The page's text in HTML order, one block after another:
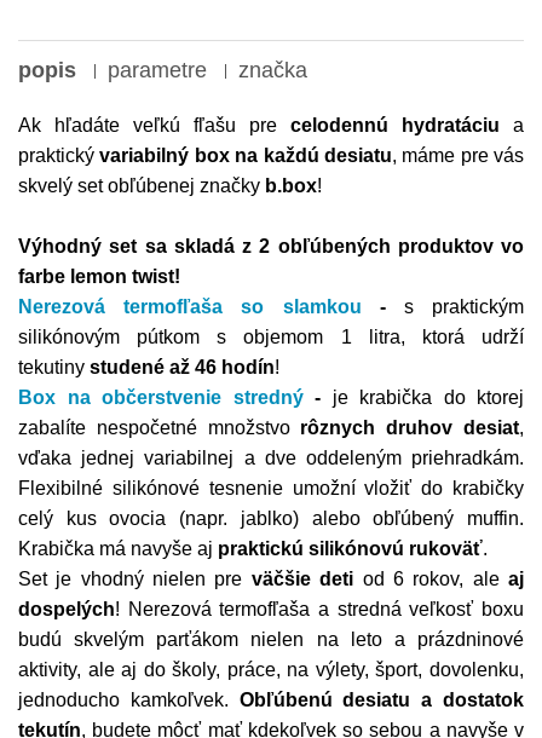
popis parametre značka
Ak hľadáte veľkú fľašu pre celodennú hydratáciu a
praktickývariabilný box na každú desiatu, máme pre vás
skvelý set obľúbenej značky b.box!
Výhodný set sa skladá z 2 obľúbených produktov vo
farbe lemon twist!
Nerezová termofľaša so slamkou -s praktickým
silikónovým pútkom s objemom 1 litra, ktorá udrží
tekutiny studené až 46 hodín!
Box na občerstvenie stredný- je krabička do ktorej
zabalíte nespočetné množstvo rôznych druhov desiat,
vďaka jednej variabilnej a dve oddeleným priehradkám.
Flexibilné silikónové tesnenie umožní vložiť do krabičky
celý kus ovocia (napr. jablko) alebo obľúbený muffin.
Krabička má navyše aj praktickú silikónovú rukoväť.
Set je vhodný nielen pre väčšie deti od 6 rokov, aleaj
dospelých! Nerezová termofľaša a stredná veľkosť boxu
budú skvelým parťákom nielen na leto a prázdninové
aktivity, ale aj do školy, práce, na výlety, šport, dovolenku,
jednoducho kamkoľvek. Obľúbenú desiatu a dostatok
tekutín, budete môcť mať kdekoľvek so sebou a navyše v